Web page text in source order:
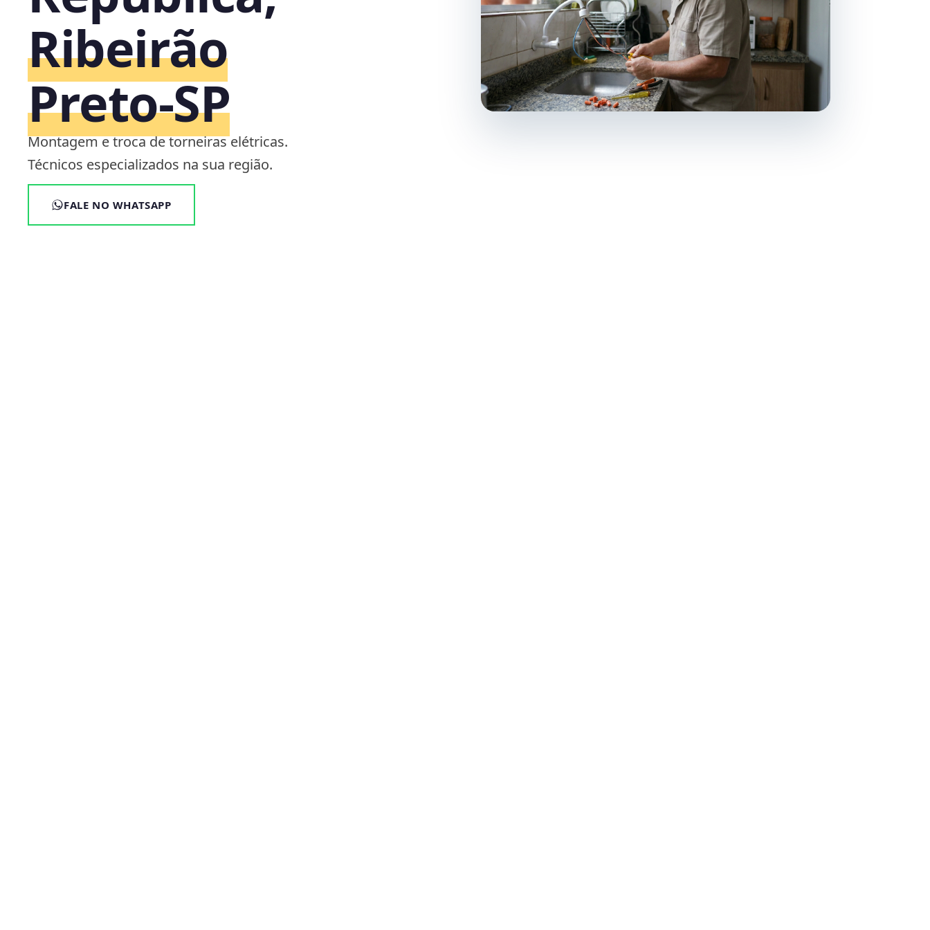
Ribeirão
Preto‑SP
Montagem e troca de torneiras elétricas.
Técnicos especializados na sua região.
FALE NO WHATSAPP